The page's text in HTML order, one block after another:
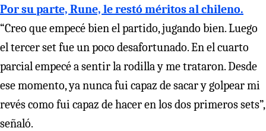
Por su parte, Rune, le restó méritos al chileno.
“Creo que empecé bien el partido, jugando bien. Luego
el tercer set fue un poco desafortunado. En el cuarto
parcial empecé a sentir la rodilla y me trataron. Desde
ese momento, ya nunca fui capaz de sacar y golpear mi
revés como fui capaz de hacer en los dos primeros sets”,
señaló.